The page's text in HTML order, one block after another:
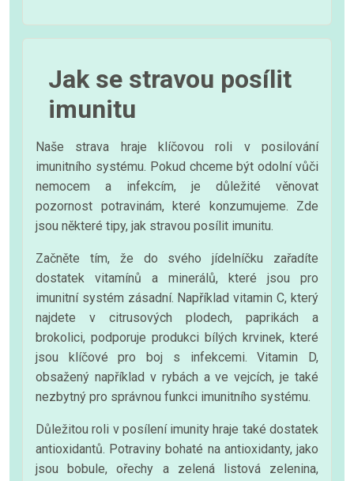
Jak se stravou posílit
imunitu
Naše strava hraje klíčovou roli v posilování
imunitního systému. Pokud chceme být odolní vůči
nemocem a infekcím, je důležité věnovat
pozornost potravinám, které konzumujeme. Zde
jsou některé tipy, jak stravou posílit imunitu.
Začněte tím, že do svého jídelníčku zařadíte
dostatek vitamínů a minerálů, které jsou pro
imunitní systém zásadní. Například vitamin C, který
najdete v citrusových plodech, paprikách a
brokolici, podporuje produkci bílých krvinek, které
jsou klíčové pro boj s infekcemi. Vitamin D,
obsažený například v rybách a ve vejcích, je také
nezbytný pro správnou funkci imunitního systému.
Důležitou roli v posílení imunity hraje také dostatek
antioxidantů. Potraviny bohaté na antioxidanty, jako
jsou bobule, ořechy a zelená listová zelenina,